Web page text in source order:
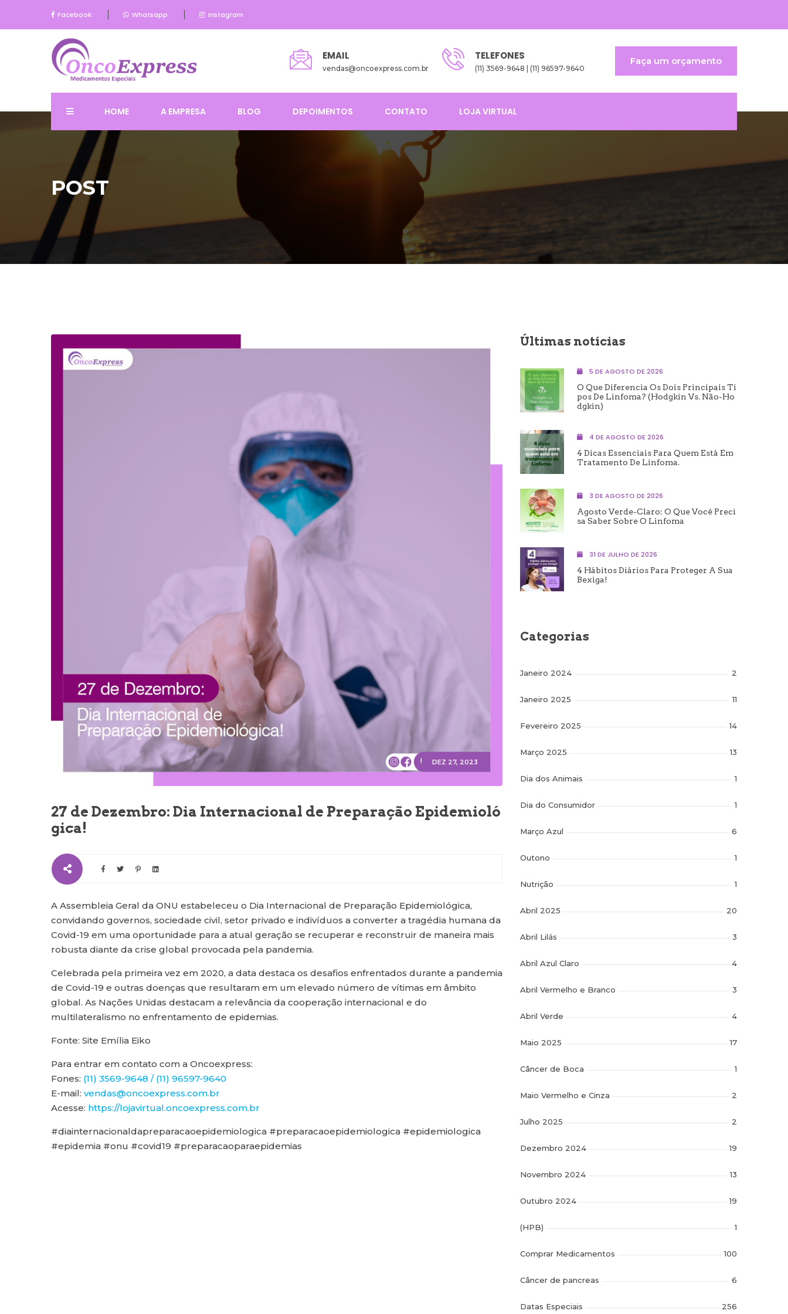
Facebook Whatsapp Instagram
EMAIL
vendas@oncoexpress.com.br
TELEFONES
(11) 3569-9648 | (11) 96597-9640
Faça um orçamento
HOME A EMPRESA BLOG DEPOIMENTOS CONTATO LOJA VIRTUAL
POST
DEZ 27, 2023
27 de Dezembro: Dia Internacional de Preparação Epidemioló
gica!
A Assembleia Geral da ONU estabeleceu o Dia Internacional de Preparação Epidemiológica,
convidando governos, sociedade civil, setor privado e indivíduos a converter a tragédia humana da
Covid-19 em uma oportunidade para a atual geração se recuperar e reconstruir de maneira mais
robusta diante da crise global provocada pela pandemia.
Celebrada pela primeira vez em 2020, a data destaca os desafios enfrentados durante a pandemia
de Covid-19 e outras doenças que resultaram em um elevado número de vítimas em âmbito
global. As Nações Unidas destacam a relevância da cooperação internacional e do
multilateralismo no enfrentamento de epidemias.
Fonte: Site Emília Eiko
Para entrar em contato com a Oncoexpress:
Fones: (11) 3569-9648 / (11) 96597-9640
E-mail: vendas@oncoexpress.com.br
Acesse: https://lojavirtual.oncoexpress.com.br
#diainternacionaldapreparacaoepidemiologica #preparacaoepidemiologica #epidemiologica
#epidemia #onu #covid19 #preparacaoparaepidemias
Últimas notícias
5 DE AGOSTO DE 2026
O Que Diferencia Os Dois Principais Ti
Pos De Linfoma? (Hodgkin Vs. Não-Ho
Dgkin)
4 DE AGOSTO DE 2026
4 Dicas Essenciais Para Quem Está Em
Tratamento De Linfoma.
3 DE AGOSTO DE 2026
Agosto Verde-Claro: O Que Você Preci
Sa Saber Sobre O Linfoma
31 DE JULHO DE 2026
4 Hábitos Diários Para Proteger A Sua
Bexiga!
Categorias
Janeiro 2024 2
Janeiro 2025 11
Fevereiro 2025 14
Março 2025 13
Dia dos Animais 1
Dia do Consumidor 1
Março Azul 6
Outono 1
Nutrição 1
Abril 2025 20
Abril Lilás 3
Abril Azul Claro 4
Abril Vermelho e Branco 3
Abril Verde 4
Maio 2025 17
Câncer de Boca 1
Maio Vermelho e Cinza 2
Julho 2025 2
Dezembro 2024 19
Novembro 2024 13
Outubro 2024 19
(HPB) 1
Comprar Medicamentos 100
Câncer de pancreas 6
Datas Especiais 256